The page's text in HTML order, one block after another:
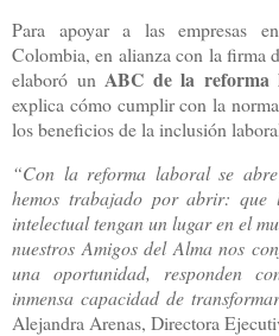
Para apoyar a las empresas
Colombia, en alianza con la firma
elaboró un ABC de la reforma
explica cómo cumplir con la
los beneficios de la inclusión
“Con la reforma laboral se
hemos trabajado por abrir: que
intelectual tengan un lugar en el
nuestros Amigos del Alma nos
una oportunidad, responden
inmensa capacidad de
Alejandra Arenas, Directora